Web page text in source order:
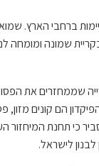
שנה כמנהל התחנה העירונית בקריית
שממחזרים את
הם קונים מזון,
כי תחנת המיחזור
לישראל.